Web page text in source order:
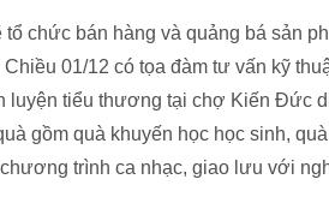
chức bán hàng và quảng bá sản
01/12 có tọa đàm tư vấn kỹ
tiểu thương tại chợ Kiến Đức
gồm quà khuyến học học sinh,
trình ca nhạc, giao lưu với